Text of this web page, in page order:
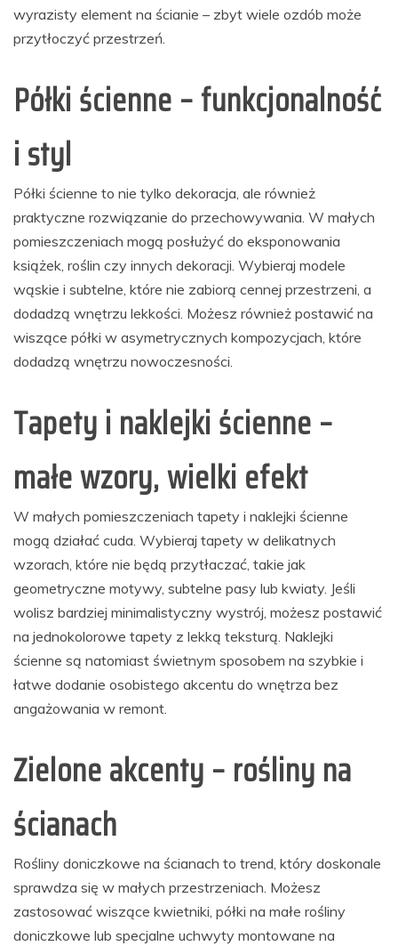
wyrazisty element na ścianie – zbyt wiele ozdób może
przytłoczyć przestrzeń.
Półki ścienne – funkcjonalność
i styl
Półki ścienne to nie tylko dekoracja, ale również
praktyczne rozwiązanie do przechowywania. W małych
pomieszczeniach mogą posłużyć do eksponowania
książek, roślin czy innych dekoracji. Wybieraj modele
wąskie i subtelne, które nie zabiorą cennej przestrzeni, a
dodadzą wnętrzu lekkości. Możesz również postawić na
wiszące półki w asymetrycznych kompozycjach, które
dodadzą wnętrzu nowoczesności.
Tapety i naklejki ścienne –
małe wzory, wielki efekt
W małych pomieszczeniach tapety i naklejki ścienne
mogą działać cuda. Wybieraj tapety w delikatnych
wzorach, które nie będą przytłaczać, takie jak
geometryczne motywy, subtelne pasy lub kwiaty. Jeśli
wolisz bardziej minimalistyczny wystrój, możesz postawić
na jednokolorowe tapety z lekką teksturą. Naklejki
ścienne są natomiast świetnym sposobem na szybkie i
łatwe dodanie osobistego akcentu do wnętrza bez
angażowania w remont.
Zielone akcenty – rośliny na
ścianach
Rośliny doniczkowe na ścianach to trend, który doskonale
sprawdza się w małych przestrzeniach. Możesz
zastosować wiszące kwietniki, półki na małe rośliny
doniczkowe lub specjalne uchwyty montowane na